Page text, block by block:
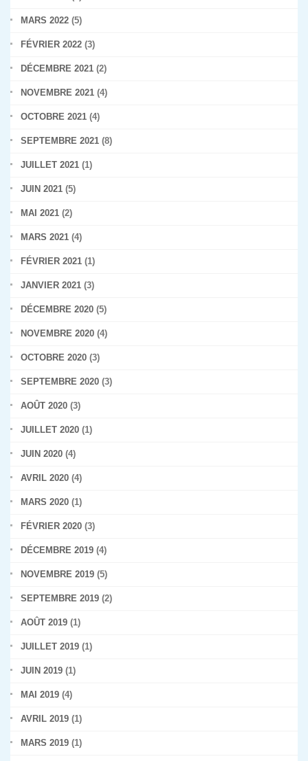
MARS 2022 (5)
FÉVRIER 2022 (3)
DÉCEMBRE 2021 (2)
NOVEMBRE 2021 (4)
OCTOBRE 2021 (4)
SEPTEMBRE 2021 (8)
JUILLET 2021 (1)
JUIN 2021 (5)
MAI 2021 (2)
MARS 2021 (4)
FÉVRIER 2021 (1)
JANVIER 2021 (3)
DÉCEMBRE 2020 (5)
NOVEMBRE 2020 (4)
OCTOBRE 2020 (3)
SEPTEMBRE 2020 (3)
AOÛT 2020 (3)
JUILLET 2020 (1)
JUIN 2020 (4)
AVRIL 2020 (4)
MARS 2020 (1)
FÉVRIER 2020 (3)
DÉCEMBRE 2019 (4)
NOVEMBRE 2019 (5)
SEPTEMBRE 2019 (2)
AOÛT 2019 (1)
JUILLET 2019 (1)
JUIN 2019 (1)
MAI 2019 (4)
AVRIL 2019 (1)
MARS 2019 (1)